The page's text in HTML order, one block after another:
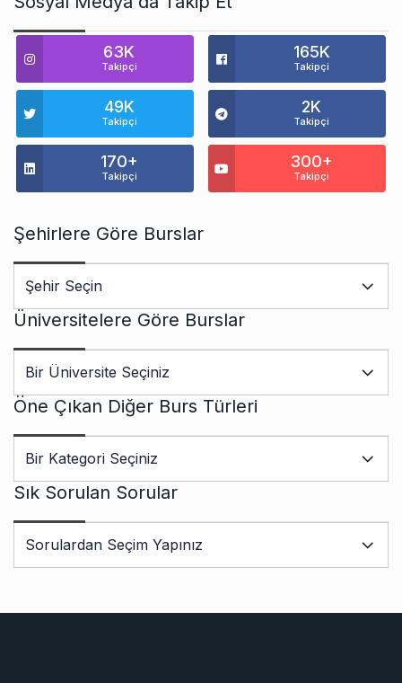
63K
Takipçi
165K
Takipçi
49K
Takipçi
2K
Takipçi
170+
Takipçi
300+
Takipçi
Şehirlere Göre Burslar
Üniversitelere Göre Burslar
Öne Çıkan Diğer Burs Türleri
Sık Sorulan Sorular